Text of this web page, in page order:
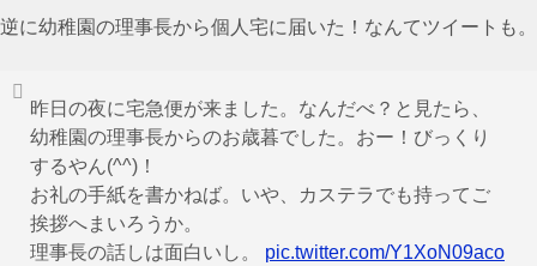
逆に幼稚園の理事長から個人宅に届いた！なんてツイートも。
昨日の夜に宅急便が来ました。なんだべ？と見たら、
幼稚園の理事長からのお歳暮でした。おー！びっくり
するやん(^^)！
お礼の手紙を書かねば。いや、カステラでも持ってご
挨拶へまいろうか。
理事長の話しは面白いし。 pic.twitter.com/Y1XoN09aco